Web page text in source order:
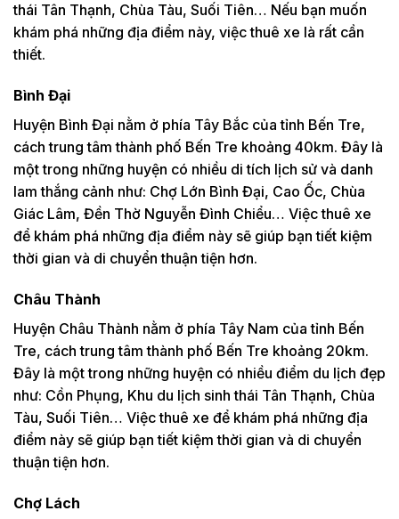
thái Tân Thạnh, Chùa Tàu, Suối Tiên… Nếu bạn muốn
khám phá những địa điểm này, việc thuê xe là rất cần
thiết.
Bình Đại
Huyện Bình Đại nằm ở phía Tây Bắc của tỉnh Bến Tre,
cách trung tâm thành phố Bến Tre khoảng 40km. Đây là
một trong những huyện có nhiều di tích lịch sử và danh
lam thắng cảnh như: Chợ Lớn Bình Đại, Cao Ốc, Chùa
Giác Lâm, Đền Thờ Nguyễn Đình Chiểu… Việc thuê xe
để khám phá những địa điểm này sẽ giúp bạn tiết kiệm
thời gian và di chuyển thuận tiện hơn.
Châu Thành
Huyện Châu Thành nằm ở phía Tây Nam của tỉnh Bến
Tre, cách trung tâm thành phố Bến Tre khoảng 20km.
Đây là một trong những huyện có nhiều điểm du lịch đẹp
như: Cồn Phụng, Khu du lịch sinh thái Tân Thạnh, Chùa
Tàu, Suối Tiên… Việc thuê xe để khám phá những địa
điểm này sẽ giúp bạn tiết kiệm thời gian và di chuyển
thuận tiện hơn.
Chợ Lách